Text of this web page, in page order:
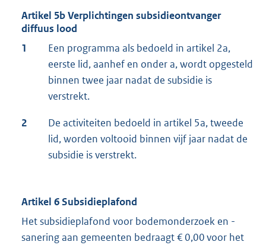
Artikel 5b Verplichtingen subsidieontvanger
diffuus lood
1
Een programma als bedoeld in artikel 2a,
eerste lid, aanhef en onder a, wordt opgesteld
binnen twee jaar nadat de subsidie is
verstrekt.
2
De activiteiten bedoeld in artikel 5a, tweede
lid, worden voltooid binnen vijf jaar nadat de
subsidie is verstrekt.
Artikel 6 Subsidieplafond
Het subsidieplafond voor bodemonderzoek en -
sanering aan gemeenten bedraagt € 0,00 voor het